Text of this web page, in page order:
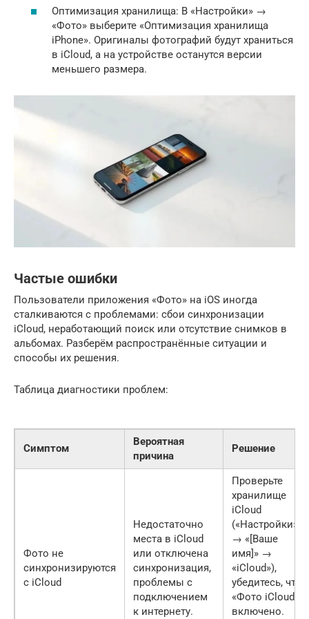
Оптимизация хранилища: В «Настройки» →
«Фото» выберите «Оптимизация хранилища
iPhone». Оригиналы фотографий будут храниться
в iCloud, а на устройстве останутся версии
меньшего размера.
Частые ошибки
Пользователи приложения «Фото» на iOS иногда
сталкиваются с проблемами: сбои синхронизации
iCloud, неработающий поиск или отсутствие снимков в
альбомах. Разберём распространённые ситуации и
способы их решения.
Таблица диагностики проблем:
Симптом
Вероятная
причина
Решение
Фото не
синхронизируются
с iCloud
Недостаточно
места в iCloud
или отключена
синхронизация,
проблемы с
подключением
к интернету.
Проверьте
хранилище
iCloud
(«Настройки»
→ «[Ваше
имя]» →
«iCloud»),
убедитесь, что
«Фото iCloud»
включено.